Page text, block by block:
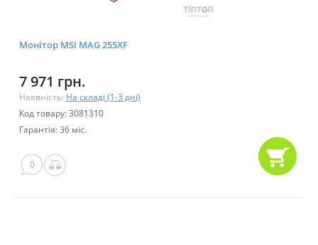
Монітор MSI MAG 255XF
7 971 грн.
Наявність: На складі (1-3 дні)
Код товару: 3081310
Гарантія: 36 міс.
0